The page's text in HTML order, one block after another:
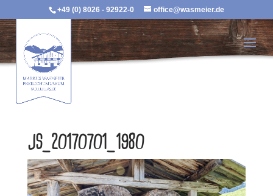
+49 (0) 8026 - 92922-0 office@wasmeier.de
JS_20170701_1980